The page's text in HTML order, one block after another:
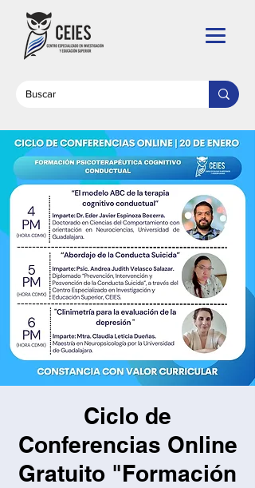
Ciclo de
Conferencias Online
Gratuito "Formación